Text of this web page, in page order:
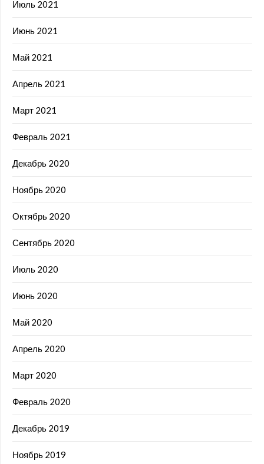
Июль 2021
Июнь 2021
Май 2021
Апрель 2021
Март 2021
Февраль 2021
Декабрь 2020
Ноябрь 2020
Октябрь 2020
Сентябрь 2020
Июль 2020
Июнь 2020
Май 2020
Апрель 2020
Март 2020
Февраль 2020
Декабрь 2019
Ноябрь 2019